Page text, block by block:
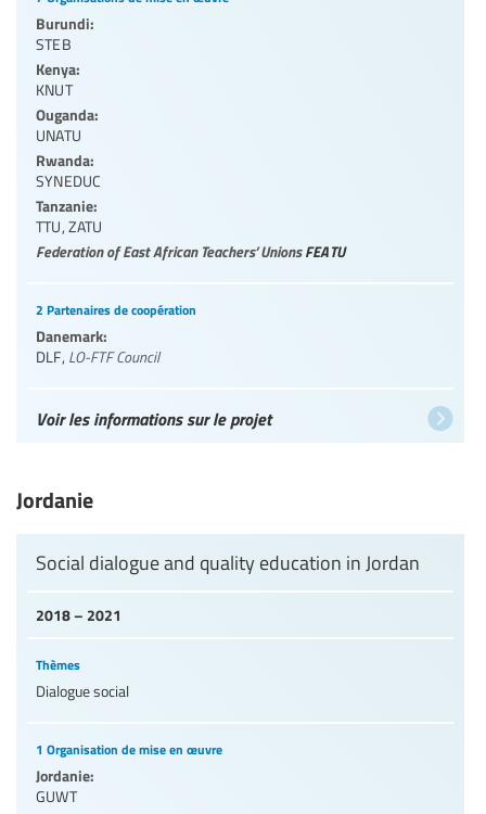
Burundi:
STEB
Kenya:
KNUT
Ouganda:
UNATU
Rwanda:
SYNEDUC
Tanzanie:
TTU, ZATU
Federation of East African Teachers’ UnionsFEATU
2 Partenaires de coopération
Danemark:
DLF, LO-FTF Council
Voir les informations sur le projet
Jordanie
2018 – 2021
Social dialogue and quality education in Jordan
Thèmes
Dialogue social
1 Organisation de mise en œuvre
Jordanie:
GUWT